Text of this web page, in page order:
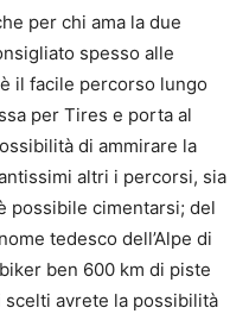
per chi ama la due
spesso alle
il facile percorso lungo
per Tires e porta al
di ammirare la
altri i percorsi, sia
possibile cimentarsi; del
tedesco dell’Alpe di
ben 600 km di piste
avrete la possibilità